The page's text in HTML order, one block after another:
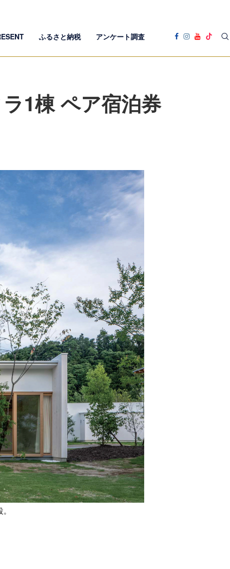
ふるさと納税 アンケート調査
1棟 ペア宿泊券